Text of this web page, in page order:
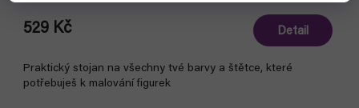
529 Kč Detail
Praktický stojan na všechny tvé barvy a štětce, které
potřebuješ k malování figurek